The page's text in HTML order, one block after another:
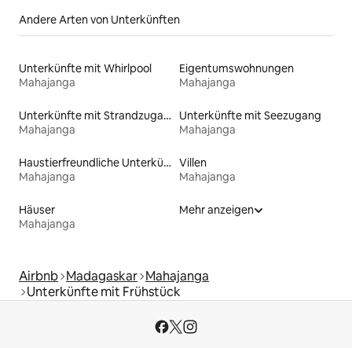
Andere Arten von Unterkünften
Unterkünfte mit Whirlpool
Mahajanga
Eigentumswohnungen
Mahajanga
Unterkünfte mit Strandzugang
Mahajanga
Unterkünfte mit Seezugang
Mahajanga
Haustierfreundliche Unterkünfte
Mahajanga
Villen
Mahajanga
Häuser
Mahajanga
Mehr anzeigen
Airbnb Madagaskar Mahajanga
Unterkünfte mit Frühstück